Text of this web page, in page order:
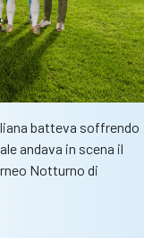
batteva soffrendo
andava in scena il
Notturno di